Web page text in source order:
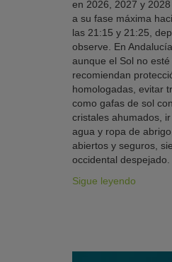
en 2026, 2027 y
a su fase máxima
las 21:15 y 21:25,
observe. En
aunque el Sol no
recomiendan
homologadas, evitar
como gafas de sol
cristales ahumados,
agua y ropa de
abiertos y seguros,
occidental despejado.
Sigue leyendo